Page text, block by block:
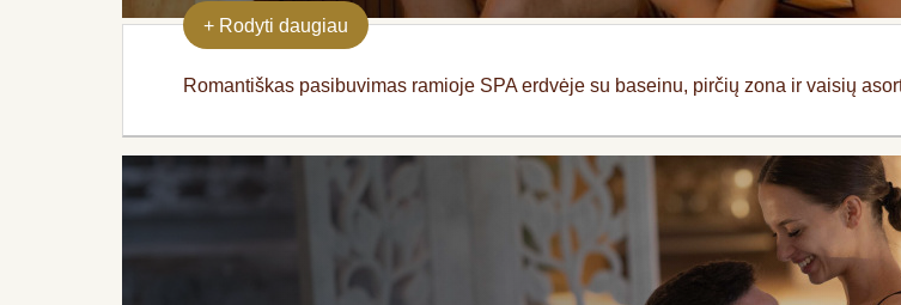
Romantiškas pasibuvimas ramioje SPA erdvėje su baseinu, pirčių zona ir vaisių
+ Rodyti daugiau